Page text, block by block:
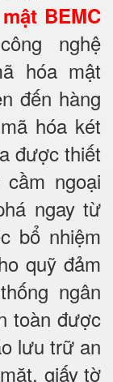
BEMC
nghệ
hóa mật
đến hàng
hóa két
được thiết
ngoại
ngay từ
bổ nhiệm
quỹ đảm
ngân
toàn được
lưu trữ an
giấy tờ